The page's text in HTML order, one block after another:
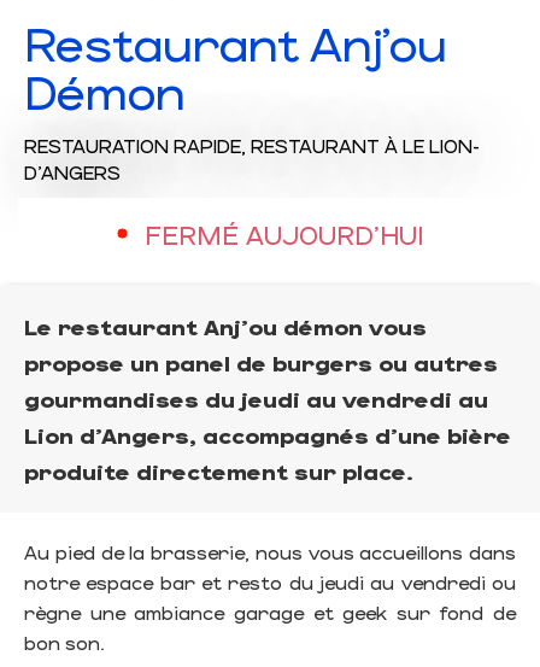
Restaurant Anj'ou
Démon
RESTAURATION RAPIDE, RESTAURANT À LE LION-
D'ANGERS
FERMÉ AUJOURD'HUI
Le restaurant Anj'ou démon vous
propose un panel de burgers ou autres
gourmandises du jeudi au vendredi au
Lion d'Angers, accompagnés d'une bière
produite directement sur place.
Au pied de la brasserie, nous vous accueillons dans
notre espace bar et resto du jeudi au vendredi ou
règne une ambiance garage et geek sur fond de
bon son.